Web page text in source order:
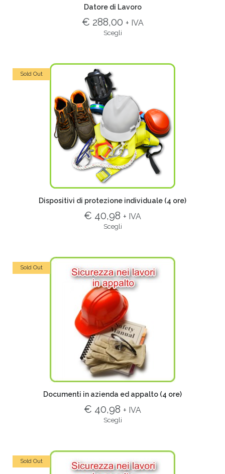
Datore di Lavoro
€ 288,00 + IVA
Scegli
Sold Out
Dispositivi di protezione individuale (4 ore)
€ 40,98 + IVA
Scegli
Sold Out
Documenti in azienda ed appalto (4 ore)
€ 40,98 + IVA
Scegli
Sold Out